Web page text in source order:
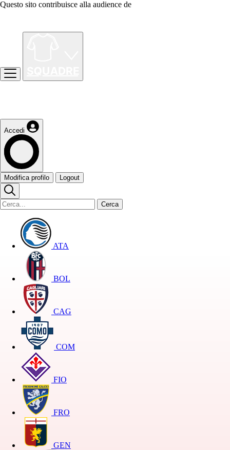
Questo sito contribuisce alla audience de
Accedi
Modifica profilo Logout
Cerca
ATA
BOL
CAG
COM
FIO
FRO
GEN